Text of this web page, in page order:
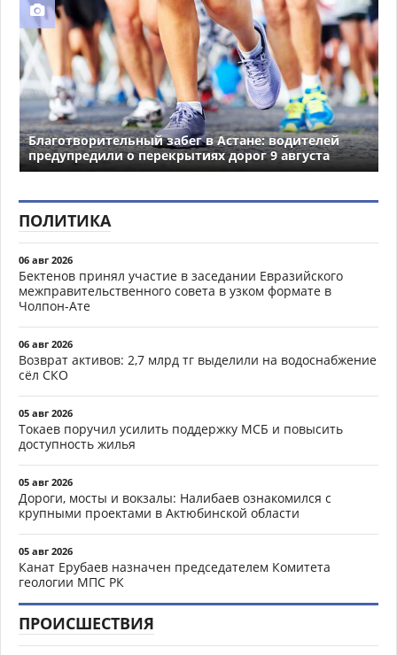
Благотворительный забег в Астане: водителей
предупредили о перекрытиях дорог 9 августа
ПОЛИТИКА
06 авг 2026
Бектенов принял участие в заседании Евразийского
межправительственного совета в узком формате в
Чолпон-Ате
06 авг 2026
Возврат активов: 2,7 млрд тг выделили на водоснабжение
сёл СКО
05 авг 2026
Токаев поручил усилить поддержку МСБ и повысить
доступность жилья
05 авг 2026
Дороги, мосты и вокзалы: Налибаев ознакомился с
крупными проектами в Актюбинской области
05 авг 2026
Канат Ерубаев назначен председателем Комитета
геологии МПС РК
ПРОИСШЕСТВИЯ